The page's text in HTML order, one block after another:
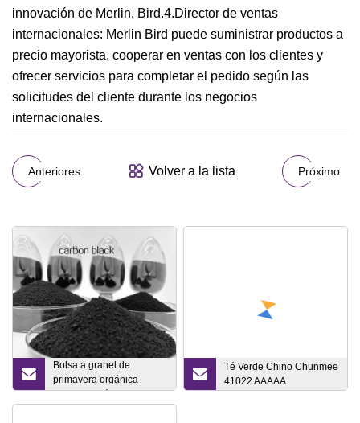
innovación de Merlin. Bird.4.Director de ventas
internacionales: Merlin Bird puede suministrar productos a
precio mayorista, cooperar en ventas con los clientes y
ofrecer servicios para completar el pedido según las
solicitudes del cliente durante los negocios
internacionales.
Anteriores Volver a la lista Próximo
Bolsa a granel de
primavera orgánica
saludable, té hecho a
Té Verde Chino Chunmee
41022 AAAAA